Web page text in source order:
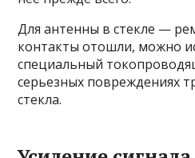
Для антенны в стекле —
контакты отошли, можно
специальный
серьезных повреждениях
стекла.